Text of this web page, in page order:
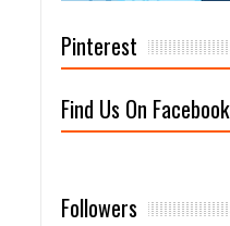
Pinterest
Find Us On Facebook
Followers